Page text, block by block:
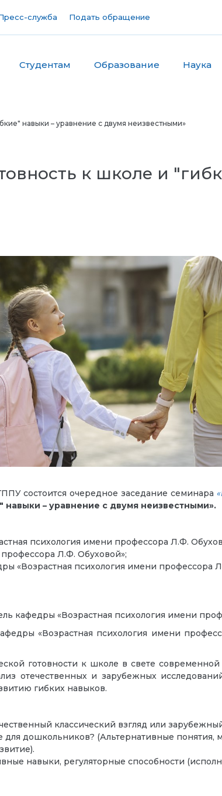
служба Подать обращение
Студентам Образование Наука
навыки – уравнение с двумя неизвестными»
к школе и
состоится очередное заседание семинара
навыки – уравнение с двумя неизвестными».
психология имени профессора Л.Ф.
Л.Ф. Обуховой»;
«Возрастная психология имени профессора
кафедры «Возрастная психология имени
«Возрастная психология имени
готовности к школе в свете
отечественных и зарубежных
гибких навыков.
классический взгляд или
дошкольников? (Альтернативные понятия,
навыки, регуляторные способности